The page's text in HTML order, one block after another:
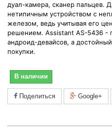
дуал-камера, сканер пальцев.
нетипичным устройством с
железом, ведь учитывая его
решением. Assistant AS-5436 -
андроид-девайсов, а
покупки.
В наличии
Поделиться Google+